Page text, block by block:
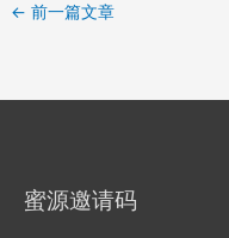
← 前一篇文章
蜜源邀请码